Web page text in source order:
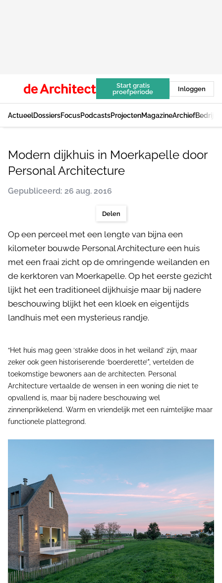
Start gratis
proefperiode
Inloggen
ActueelDossiersFocusPodcastsProjectenMagazineArchief
Modern dijkhuis in Moerkapelle door
Personal Architecture
Gepubliceerd: 26 aug. 2016
Delen
Op een perceel met een lengte van bijna een
kilometer bouwde Personal Architecture een huis
met een fraai zicht op de omringende weilanden en
de kerktoren van Moerkapelle. Op het eerste gezicht
lijkt het een traditioneel dijkhuisje maar bij nadere
beschouwing blijkt het een kloek en eigentijds
landhuis met een mysterieus randje.
“Het huis mag geen ‘strakke doos in het weiland’ zijn, maar
zeker ook geen historiserende ‘boerderette’", vertelden de
toekomstige bewoners aan de architecten. Personal
Architecture vertaalde de wensen in een woning die niet te
opvallend is, maar bij nadere beschouwing wel
zinnenprikkelend. Warm en vriendelijk met een ruimtelijke maar
functionele plattegrond.